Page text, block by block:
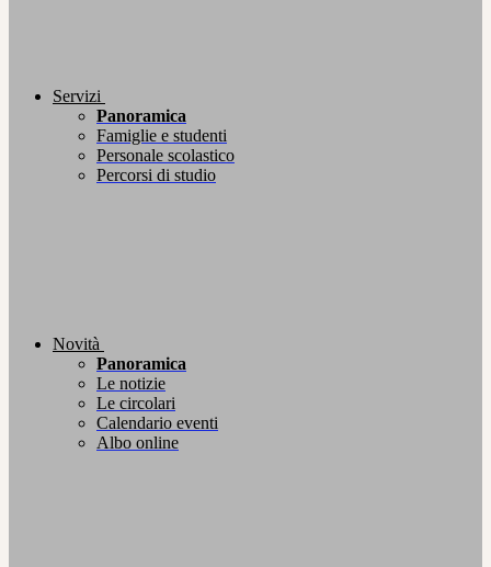
Servizi
Panoramica
Famiglie e studenti
Personale scolastico
Percorsi di studio
Novità
Panoramica
Le notizie
Le circolari
Calendario eventi
Albo online